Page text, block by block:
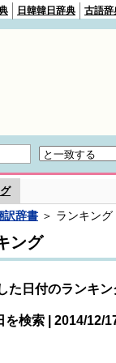
日韓韓日辞典 古語辞
訳辞書 ＞ ランキング
ング
た日付のランキ
を検索 | 2014/12/